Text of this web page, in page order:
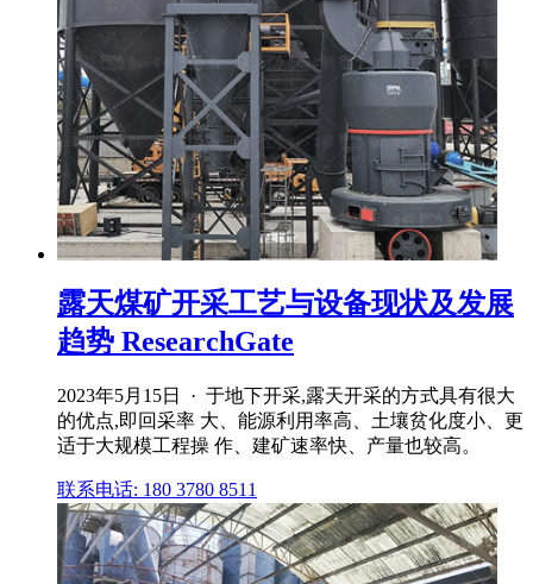
露天煤矿开采工艺与设备现状及发展
趋势 ResearchGate
2023年5月15日 · 于地下开采,露天开采的方式具有很大
的优点,即回采率 大、能源利用率高、土壤贫化度小、更
适于大规模工程操 作、建矿速率快、产量也较高。
联系电话: 180 3780 8511